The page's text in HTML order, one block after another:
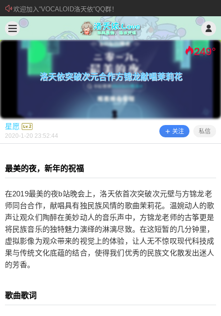
欢迎加入“VOCALOID洛天依“QQ群！
加入本站管理团队
新 • 文章发布须知
洛天依突破次元合作方锦龙献唱茉莉花
249°
星愿
2020-1-20 23:52:44
关注 私信
最美的夜，新年的祝福
在2019最美的夜b站晚会上，洛天依首次突破次元壁与方锦龙老
师同台合作，献唱具有独民族风情的歌曲茉莉花。温婉动人的歌
声让观众们陶醉在美妙动人的音乐声中，方锦龙老师的古筝更是
将民族音乐的独特魅力演绎的淋漓尽致。在这短暂的几分钟里，
虚拟影像为观众带来的视觉上的体验，让人无不惊叹现代科技成
果与传统文化底蕴的结合，使得我们优秀的民族文化散发出迷人
的芳香。
歌曲歌词
星愿 @ 洛天依.Love
洛天依突破次元合作方锦龙献唱茉莉花
最美的夜，新年的祝福 在2019最美的夜b站晚会
上，洛天依首次突破次元壁与方锦龙老师同台合
作，献唱具有独民族风情的歌曲茉莉花。温婉动人
的歌声让观众们陶醉在美妙动人的音乐声中，方锦
龙老师的古筝更是将民族音乐的独特魅力演绎的淋
传统文化底蕴的结合，使得我们优秀的民族文化散
扫描二维码继续阅读